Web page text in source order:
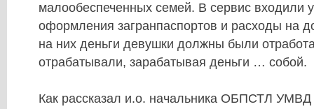
малообеспеченных семей. В сервис входили
оформления загранпаспортов и расходы на
на них деньги девушки должны были
отрабатывали, зарабатывая деньги … собой.
Как рассказал и.о. начальника ОБПСТЛ УМВД